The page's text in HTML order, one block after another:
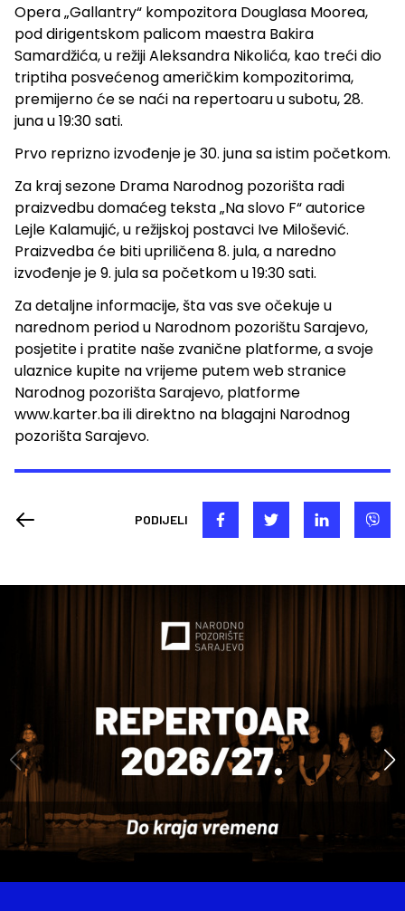
Opera „Gallantry“ kompozitora Douglasa Moorea,
pod dirigentskom palicom maestra Bakira
Samardžića, u režiji Aleksandra Nikolića, kao treći dio
triptiha posvećenog američkim kompozitorima,
premijerno će se naći na repertoaru u subotu, 28.
juna u 19:30 sati.
Prvo reprizno izvođenje je 30. juna sa istim početkom.
Za kraj sezone Drama Narodnog pozorišta radi
praizvedbu domaćeg teksta „Na slovo F“ autorice
Lejle Kalamujić, u režijskoj postavci Ive Milošević.
Praizvedba će biti upriličena 8. jula, a naredno
izvođenje je 9. jula sa početkom u 19:30 sati.
Za detaljne informacije, šta vas sve očekuje u
narednom period u Narodnom pozorištu Sarajevo,
posjetite i pratite naše zvanične platforme, a svoje
ulaznice kupite na vrijeme putem web stranice
Narodnog pozorišta Sarajevo, platforme
www.karter.ba ili direktno na blagajni Narodnog
pozorišta Sarajevo.
PODIJELI